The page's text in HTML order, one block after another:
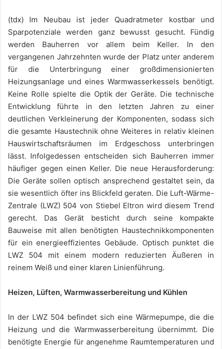
(tdx) Im Neubau ist jeder Quadratmeter kostbar und
Sparpotenziale werden ganz bewusst gesucht. Fündig
werden Bauherren vor allem beim Keller. In den
vergangenen Jahrzehnten wurde der Platz unter anderem
für die Unterbringung einer großdimensionierten
Heizungsanlage und eines Warmwasserkessels benötigt.
Keine Rolle spielte die Optik der Geräte. Die technische
Entwicklung führte in den letzten Jahren zu einer
deutlichen Verkleinerung der Komponenten, sodass sich
die gesamte Haustechnik ohne Weiteres in relativ kleinen
Hauswirtschaftsräumen im Erdgeschoss unterbringen
lässt. Infolgedessen entscheiden sich Bauherren immer
häufiger gegen einen Keller. Die neue Herausforderung:
Die Geräte sollen optisch ansprechend gestaltet sein, da
sie wesentlich öfter ins Blickfeld geraten. Die Luft-Wärme-
Zentrale (LWZ) 504 von Stiebel Eltron wird diesem Trend
gerecht. Das Gerät besticht durch seine kompakte
Bauweise mit allen benötigten Haustechnikkomponenten
für ein energieeffizientes Gebäude. Optisch punktet die
LWZ 504 mit einem modern reduzierten Äußeren in
reinem Weiß und einer klaren Linienführung.
Heizen, Lüften, Warmwasserbereitung und Kühlen
In der LWZ 504 befindet sich eine Wärmepumpe, die die
Heizung und die Warmwasserbereitung übernimmt. Die
benötigte Energie für angenehme Raumtemperaturen und